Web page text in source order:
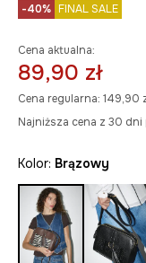
-40% FINAL SALE
Cena aktualna:
89,90 zł
Cena regularna: 149,90
Najniższa cena z 30 dni
Kolor: brązowy